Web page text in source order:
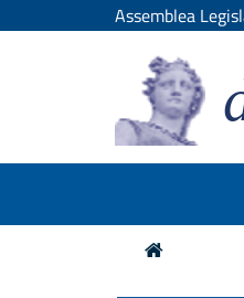
Assemblea